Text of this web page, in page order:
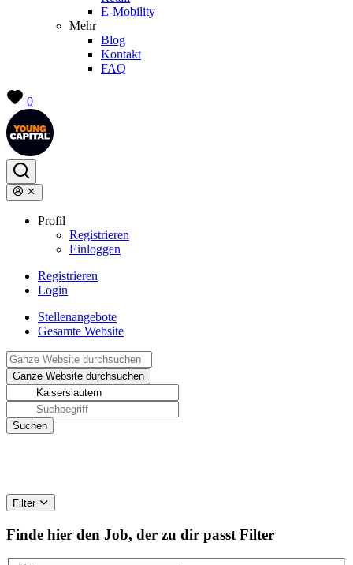
E-Mobility
Mehr
Blog
Kontakt
FAQ
0
Profil
Registrieren
Einloggen
Registrieren
Login
Stellenangebote
Gesamte Website
Filter
Finde hier den Job, der zu dir passt Filter